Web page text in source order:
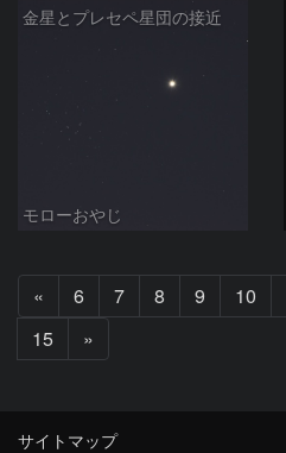
金星とプレセペ星団の接近
モローおやじ
«
へ
6 7 8 9 10
15
»
へ
サイトマップ